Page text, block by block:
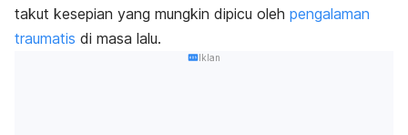
takut kesepian yang mungkin dipicu oleh pengalaman
traumatis di masa lalu.
Iklan